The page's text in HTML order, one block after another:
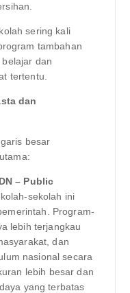
sering kali
tambahan
dan
tertentu.
dan
besar
– Public
sekolah ini
Program-
lebih terjangkau
dan
nasional secara
lebih besar dan
yang terbatas